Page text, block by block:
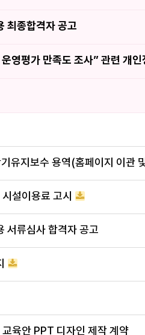
최종합격자 공고
설이용료 고시
서류심사 합격자 공고
육안 PPT 디자인 제작 계약